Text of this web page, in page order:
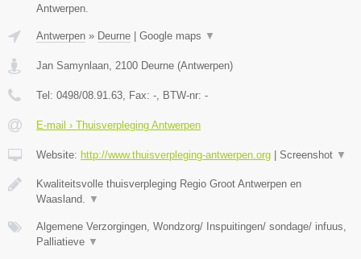
Antwerpen.
Antwerpen » Deurne Google maps ▼
Jan Samynlaan 2100 Deurne (Antwerpen)
Tel: 0498/08.91.63 , Fax: - , BTW-nr: -
E-mail › Thuisverpleging Antwerpen
Website: http://www.thuisverpleging-antwerpen.org Screenshot ▼
Kwaliteitsvolle thuisverpleging Regio Groot Antwerpen en
Waasland.
▼
Algemene Verzorgingen, Wondzorg/ Inspuitingen/ sondage/ infuus,
Palliatieve ▼